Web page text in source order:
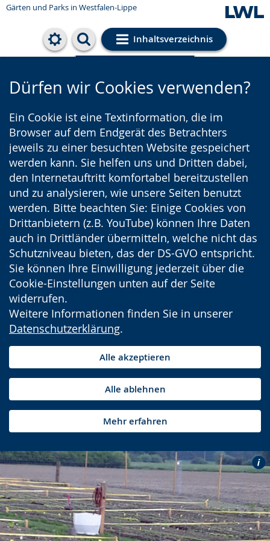
Gärten und Parks in Westfalen-Lippe
Inhaltsverzeichnis
Cookie-Einstellungen
Dürfen wir Cookies verwenden?
Ein Cookie ist eine Textinformation, die im
Browser auf dem Endgerät des Betrachters
jeweils zu einer besuchten Website gespeichert
werden kann. Sie helfen uns und Dritten dabei,
den Internetauftritt komfortabel bereitzustellen
und zu analysieren, wie unsere Seiten benutzt
werden. Bitte beachten Sie: Einige Cookies von
Drittanbietern (z.B. YouTube) können Ihre Daten
auch in Drittländer übermitteln, welche nicht das
Schutzniveau bieten, das der DS-GVO entspricht.
Sie können Ihre Einwilligung jederzeit über die
Cookie-Einstellungen unten auf der Seite
widerrufen.
Weitere Informationen finden Sie in unserer
Datenschutzerklärung.
Alle akzeptieren
Alle ablehnen
Mehr erfahren